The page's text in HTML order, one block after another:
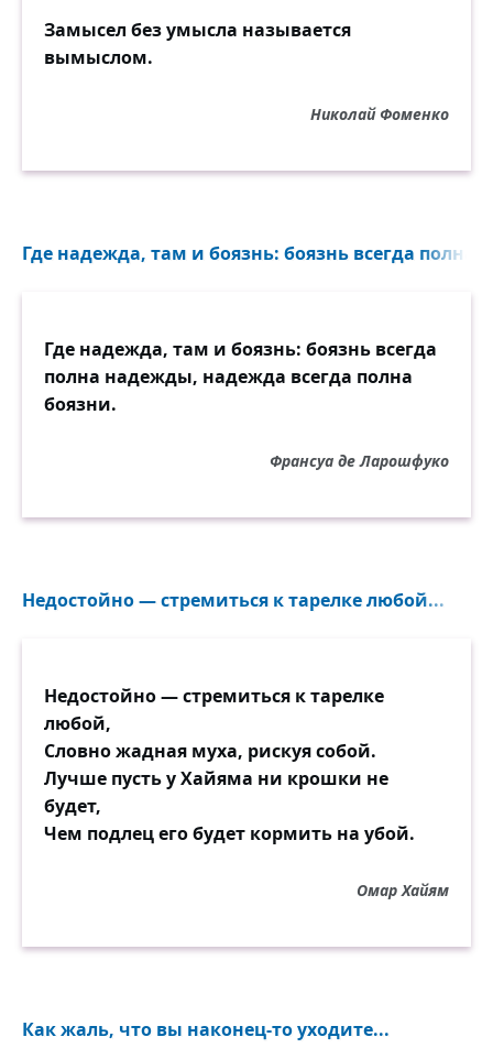
Замысел без умысла называется
вымыслом.
Николай Фоменко
Где надежда, там и боязнь: боязнь всегда
Где надежда, там и боязнь: боязнь всегда
полна надежды, надежда всегда полна
боязни.
Франсуа де Ларошфуко
Недостойно — стремиться к тарелке любой...
Недостойно — стремиться к тарелке
любой,
Словно жадная муха, рискуя собой.
Лучше пусть у Хайяма ни крошки не
будет,
Чем подлец его будет кормить на убой.
Омар Хайям
Как жаль, что вы наконец-то уходите...